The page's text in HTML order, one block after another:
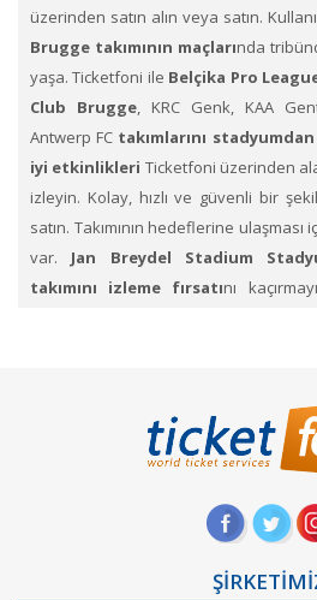
üzerinden satın alın veya satın.
Brugge takımının maçlarında
yaşa. Ticketfoni ile Belçika Pro
Club Brugge, KRC Genk, KAA
Antwerp FC takımlarını
iyi etkinlikleri Ticketfoni üzerinden
izleyin. Kolay, hızlı ve güvenli bir
satın. Takımının hedeflerine
var. Jan Breydel Stadium​
takımını izleme fırsatını
Ticketfoni’ye üye olunuz. Bilet
istediğiniz etkinlik ya da etkinliklere
Size sunulan güvenli ödeme